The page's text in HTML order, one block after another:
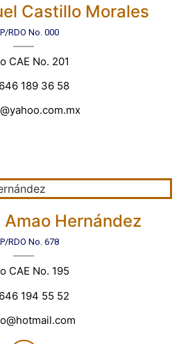
Castillo Morales
RDO No. 000
CAE No. 201
189 36 58
Hernández
RDO No. 678
CAE No. 195
194 55 52